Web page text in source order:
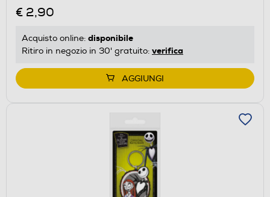
€ 2,90
Acquisto online: disponibile
Ritiro in negozio in 30' gratuito: verifica
AGGIUNGI